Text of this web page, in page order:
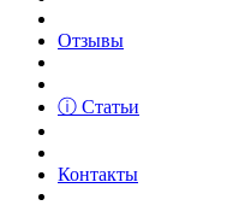
Отзывы
ⓘ Статьи
Контакты